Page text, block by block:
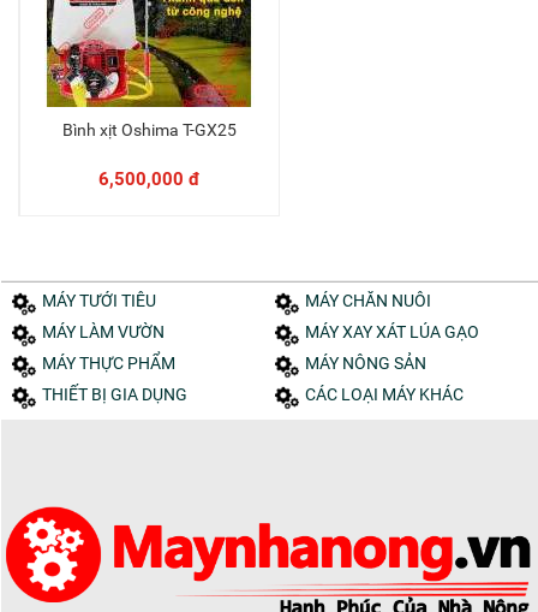
Thêm vào giỏ
Bình xịt Oshima T-GX25
6,500,000 đ
MÁY TƯỚI TIÊU
MÁY CHĂN NUÔI
MÁY LÀM VƯỜN
MÁY XAY XÁT LÚA GẠO
MÁY THỰC PHẨM
MÁY NÔNG SẢN
THIẾT BỊ GIA DỤNG
CÁC LOẠI MÁY KHÁC